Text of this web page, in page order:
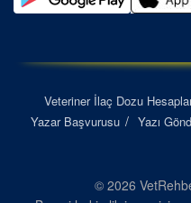
Veteriner İlaç Dozu
Yazar Başvurusu
Yazı
© 2026